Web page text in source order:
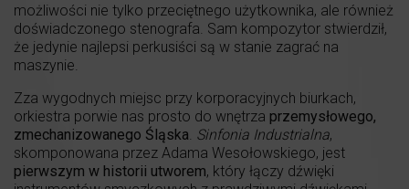
możliwości nie tylko przeciętnego użytkownika, ale również
doświadczonego stenografa. Sam kompozytor stwierdził,
że jedynie najlepsi perkusiści są w stanie zagrać na
maszynie.
Zza wygodnych miejsc przy korporacyjnych biurkach,
orkiestra porwie nas prosto do wnętrza przemysłowego,
zmechanizowanego Śląska. Sinfonia Industrialna,
skomponowana przez Adama Wesołowskiego, jest
pierwszym w historii utworem, który łączy dźwięki